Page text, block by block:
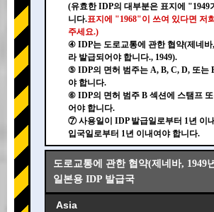
(유효한 IDP의 대부분은 표지에 "1949
니다.표지에 "1968"이 쓰여 있다면 저
주세요.)
④ IDP는 도로교통에 관한 협약(제네바
라 발급되어야 합니다., 1949).
⑤ IDP의 면허 범주는 A, B, C, D, 또는
야 합니다.
⑥ IDP의 면허 범주 B 섹션에 스탬프
어야 합니다.
⑦ 사용일이 IDP 발급일로부터 1년 이
입국일로부터 1년 이내여야 합니다.
도로교통에 관한 협약(제네바, 1949
일본용 IDP 발급국
Asia